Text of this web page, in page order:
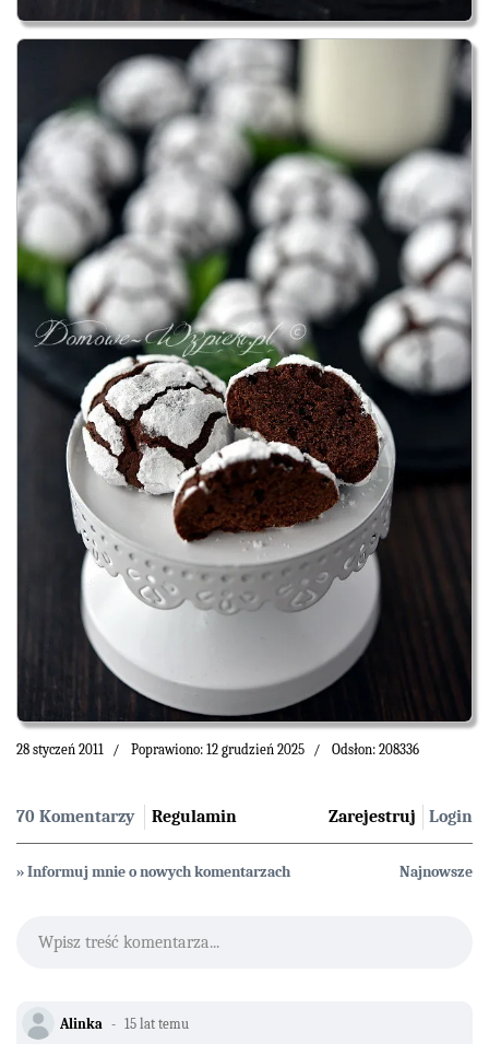
28 styczeń 2011 Poprawiono: 12 grudzień 2025 Odsłon: 208336
70 Komentarzy Regulamin Login
Zarejestruj
» Informuj mnie o nowych komentarzach Najnowsze
Wpisz treść komentarza...
Alinka 15 lat temu